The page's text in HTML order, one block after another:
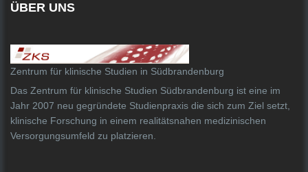
ÜBER UNS
Zentrum für klinische Studien in Südbrandenburg
Das Zentrum für klinische Studien Südbrandenburg ist eine im
Jahr 2007 neu gegründete Studienpraxis die sich zum Ziel setzt,
klinische Forschung in einem realitätsnahen medizinischen
Versorgungsumfeld zu platzieren.